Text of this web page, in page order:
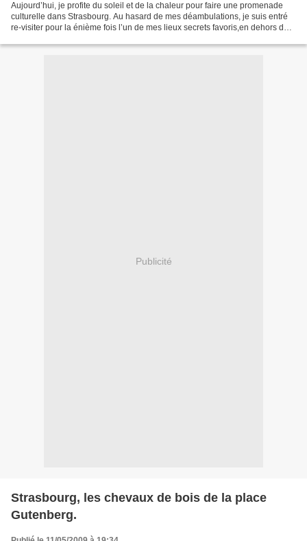
Aujourd’hui, je profite du soleil et de la chaleur pour faire une promenade
culturelle dans Strasbourg. Au hasard de mes déambulations, je suis entré
re-visiter pour la énième fois l’un de mes lieux secrets favoris,en dehors des
Publicité
Strasbourg, les chevaux de bois de la place
Gutenberg.